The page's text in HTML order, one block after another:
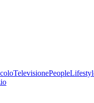
TelevisionePeople